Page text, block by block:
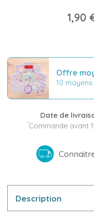
1,90
Offre
10 moyens
Date de
*Commande avant
Description